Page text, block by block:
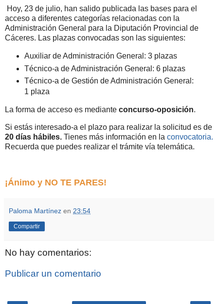
Hoy, 23 de julio, han salido publicada las bases para el
acceso a diferentes categorías relacionadas con la
Administración General para la Diputación Provincial de
Cáceres. Las plazas convocadas son las siguientes:
Auxiliar de Administración General: 3 plazas
Técnico-a de Administración General: 6 plazas
Técnico-a de Gestión de Administración General:
1 plaza
La forma de acceso es mediante concurso-oposición.
Si estás interesado-a el plazo para realizar la solicitud es de
20 días hábiles. Tienes más información en la convocatoria.
Recuerda que puedes realizar el trámite vía telemática.
¡Ánimo y NO TE PARES!
Paloma Martínez en 23:54
Compartir
No hay comentarios:
Publicar un comentario